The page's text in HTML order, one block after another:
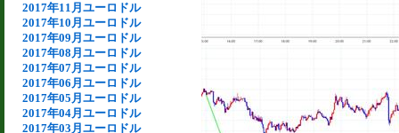
2017年11月ユーロドル
2017年10月ユーロドル
2017年09月ユーロドル
2017年08月ユーロドル
2017年07月ユーロドル
2017年06月ユーロドル
2017年05月ユーロドル
2017年04月ユーロドル
2017年03月ユーロドル